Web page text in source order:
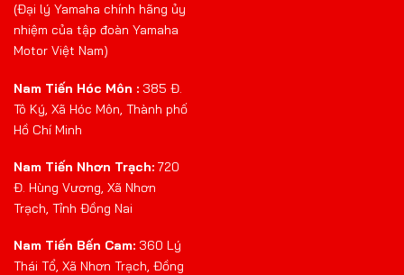
(Đại lý Yamaha chính hãng ủy
nhiệm của tập đoàn Yamaha
Motor Việt Nam)
Nam Tiến Hóc Môn : 385 Đ.
Tô Ký, Xã Hóc Môn, Thành phố
Hồ Chí Minh
Nam Tiến Nhơn Trạch: 720
Đ. Hùng Vương, Xã Nhơn
Trạch, Tỉnh Đồng Nai
Nam Tiến Bến Cam: 360 Lý
Thái Tổ, Xã Nhơn Trạch, Đồng